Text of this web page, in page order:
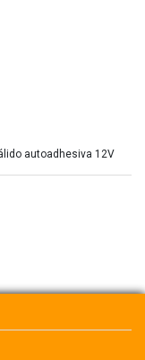
autoadhesiva 12V